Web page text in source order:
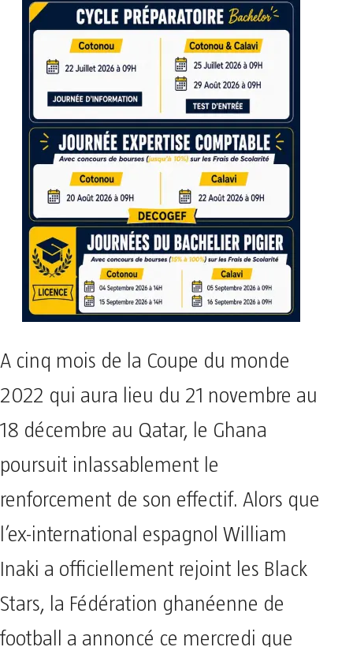
A cinq mois de la Coupe du monde
2022 qui aura lieu du 21 novembre au
18 décembre au Qatar, le Ghana
poursuit inlassablement le
renforcement de son effectif. Alors que
l’ex-international espagnol William
Inaki a officiellement rejoint les Black
Stars, la Fédération ghanéenne de
football a annoncé ce mercredi que